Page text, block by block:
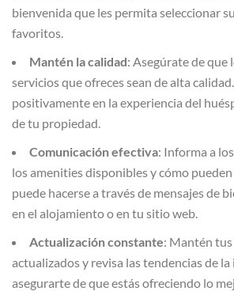
bienvenida que les permita seleccionar
favoritos.
Mantén la calidad: Asegúrate de que
servicios que ofreces sean de alta
positivamente en la experiencia del
de tu propiedad.
Comunicación efectiva: Informa a
los amenities disponibles y cómo pueden
puede hacerse a través de mensajes de
en el alojamiento o en tu sitio web.
Actualización constante: Mantén
actualizados y revisa las tendencias de
asegurarte de que estás ofreciendo lo